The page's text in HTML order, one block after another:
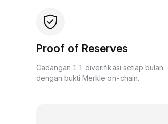
Proof of Reserves
Cadangan 1:1 diverifikasi setiap bulan
dengan bukti Merkle on-chain.